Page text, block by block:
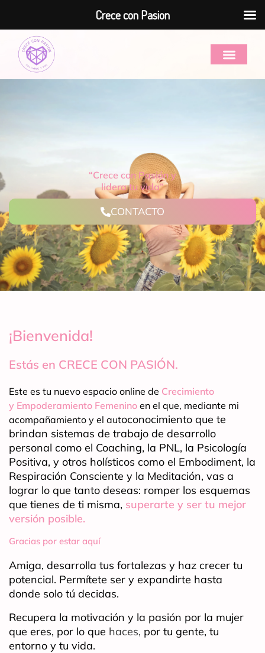
“Crece con Pasión y
lidera tu vida”
CONTACTO
¡Bienvenida!
Estás en CRECE CON PASIÓN.
Este es tu nuevo espacio online de Crecimiento
y Empoderamiento Femenino en el que, mediante mi
acompañamiento y el autoconocimiento que te
brindan sistemas de trabajo de desarrollo
personal como el Coaching, la PNL, la Psicología
Positiva, y otros holísticos como el Embodiment, la
Respiración Consciente y la Meditación, vas a
lograr lo que tanto deseas: romper los esquemas
que tienes de ti misma, superarte y ser tu mejor
versión posible.
Gracias por estar aquí
Amiga, desarrolla tus fortalezas y haz crecer tu
potencial. Permítete ser y expandirte hasta
donde solo tú decidas.
Recupera la motivación y la pasión por la mujer
que eres, por lo que haces, por tu gente, tu
entorno y tu vida.
Crece con Pasion